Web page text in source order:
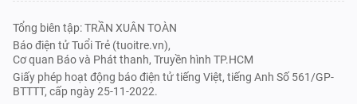
Tổng biên tập: TRẦN XUÂN TOÀN
Báo điện tử Tuổi Trẻ (tuoitre.vn),
Cơ quan Báo và Phát thanh, Truyền hình TP.HCM
Giấy phép hoạt động báo điện tử tiếng Việt, tiếng Anh Số 561/GP-
BTTTT, cấp ngày 25-11-2022.